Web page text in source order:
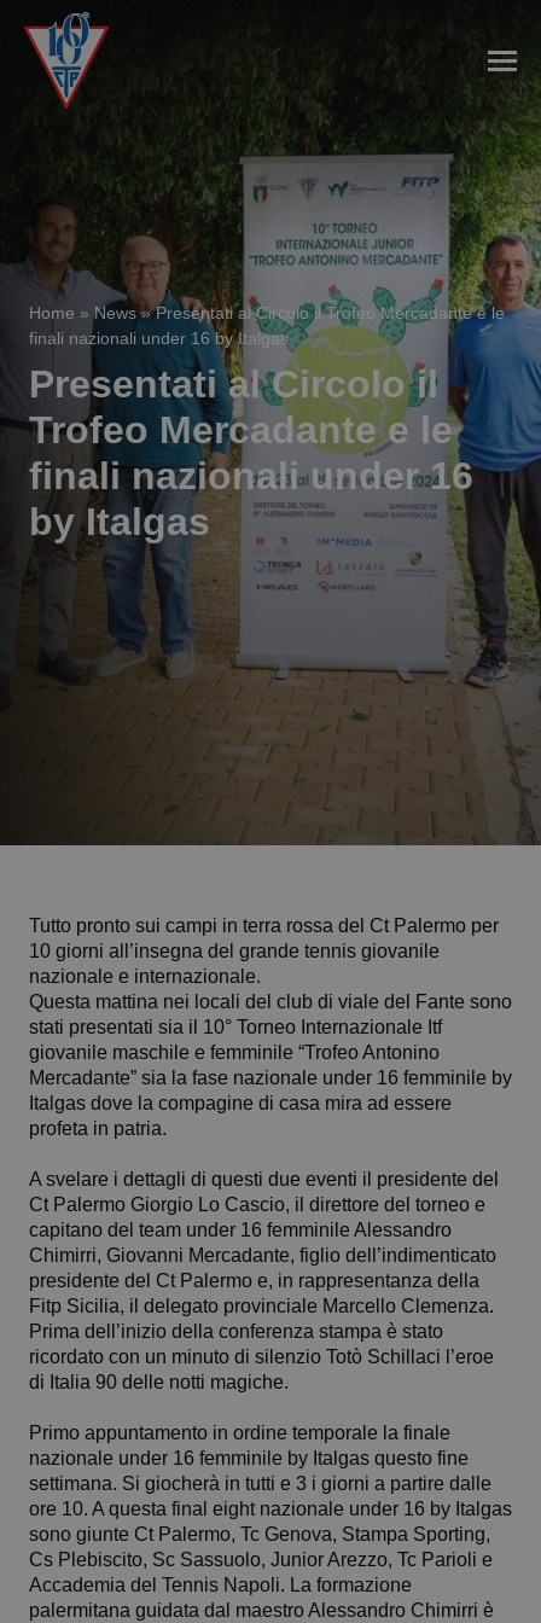
Home » News»Presentati al Circolo il Trofeo Mercadante e le
finali nazionali under 16 by Italgas
Presentati al Circolo il
Trofeo Mercadante e le
finali nazionali under 16
by Italgas
Tutto pronto sui campi in terra rossa del Ct Palermo per
10 giorni all’insegna del grande tennis giovanile
nazionale e internazionale.
Questa mattina nei locali del club di viale del Fante sono
stati presentati sia il 10° Torneo Internazionale Itf
giovanile maschile e femminile “Trofeo Antonino
Mercadante” sia la fase nazionale under 16 femminile by
Italgas dove la compagine di casa mira ad essere
profeta in patria.
A svelare i dettagli di questi due eventi il presidente del
Ct Palermo Giorgio Lo Cascio, il direttore del torneo e
capitano del team under 16 femminile Alessandro
Chimirri, Giovanni Mercadante, figlio dell’indimenticato
presidente del Ct Palermo e, in rappresentanza della
Fitp Sicilia, il delegato provinciale Marcello Clemenza.
Prima dell’inizio della conferenza stampa è stato
ricordato con un minuto di silenzio Totò Schillaci l’eroe
di Italia 90 delle notti magiche.
Primo appuntamento in ordine temporale la finale
nazionale under 16 femminile by Italgas questo fine
settimana. Si giocherà in tutti e 3 i giorni a partire dalle
ore 10. A questa final eight nazionale under 16 by Italgas
sono giunte Ct Palermo, Tc Genova, Stampa Sporting,
Cs Plebiscito, Sc Sassuolo, Junior Arezzo, Tc Parioli e
Accademia del Tennis Napoli. La formazione
palermitana guidata dal maestro Alessandro Chimirri è